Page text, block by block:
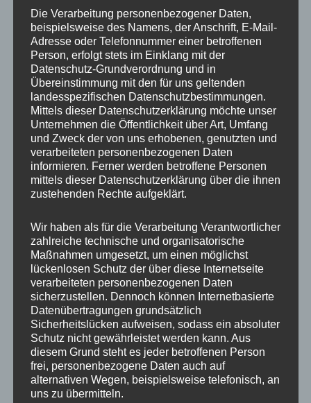
Lochzahl
Mittellochbohrung 72,6 mm
Nabenbohrung 72.6
PCD 112 mm
Traglast 815
Ähnliche Produkte
CONCAVER CVR1
19×8,5 ET35 5×120
Platinum Black
450,00€ *
Sale!
Sale!
CONCAVER CVR1
19×8,5 ET45 5×112
Carbon Graphite
war:
450,00 €
ist:
Die Verarbeitung personenbezogener Daten,
beispielsweise des Namens, der Anschrift, E-Mail-
Adresse oder Telefonnummer einer betroffenen
Person, erfolgt stets im Einklang mit der
Datenschutz-Grundverordnung und in
Übereinstimmung mit den für uns geltenden
landesspezifischen Datenschutzbestimmungen.
Mittels dieser Datenschutzerklärung möchte unser
Unternehmen die Öffentlichkeit über Art, Umfang
und Zweck der von uns erhobenen, genutzten und
verarbeiteten personenbezogenen Daten
informieren. Ferner werden betroffene Personen
mittels dieser Datenschutzerklärung über die ihnen
zustehenden Rechte aufgeklärt.
Wir haben als für die Verarbeitung Verantwortlicher
zahlreiche technische und organisatorische
Maßnahmen umgesetzt, um einen möglichst
lückenlosen Schutz der über diese Internetseite
verarbeiteten personenbezogenen Daten
sicherzustellen. Dennoch können Internetbasierte
Datenübertragungen grundsätzlich
Sicherheitslücken aufweisen, sodass ein absoluter
Schutz nicht gewährleistet werden kann. Aus
diesem Grund steht es jeder betroffenen Person
frei, personenbezogene Daten auch auf
alternativen Wegen, beispielsweise telefonisch, an
uns zu übermitteln.